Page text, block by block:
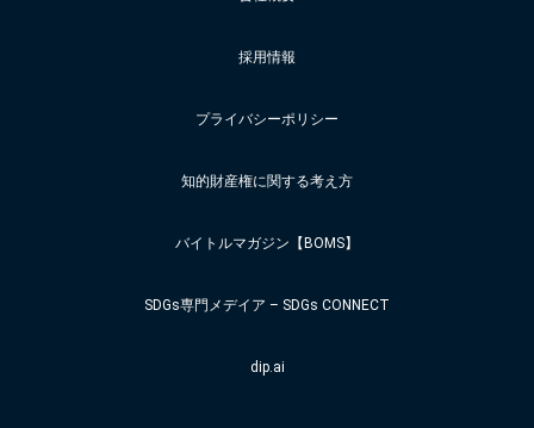
採用情報
プライバシーポリシー
知的財産権に関する考え方
バイトルマガジン【BOMS】
SDGs専門メデイア – SDGs CONNECT
dip.ai